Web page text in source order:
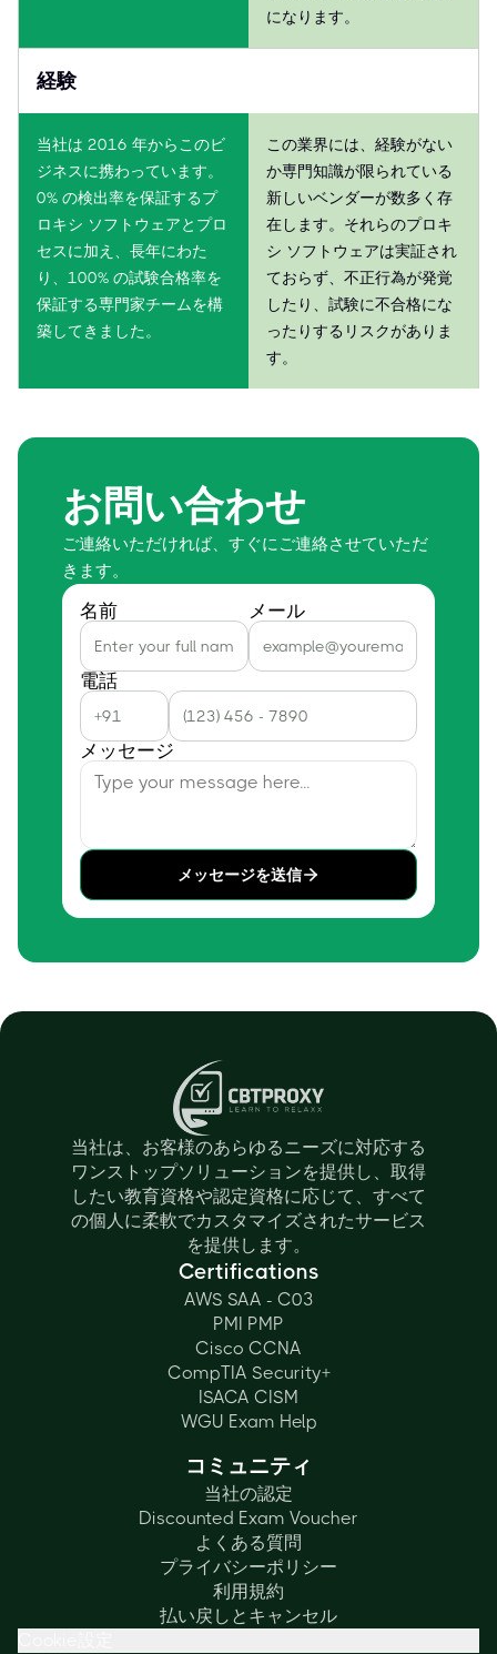
になります。
経験
当社は 2016 年からこのビ
ジネスに携わっています。
0% の検出率を保証するプ
ロキシ ソフトウェアとプロ
セスに加え、長年にわた
り、100% の試験合格率を
保証する専門家チームを構
築してきました。
この業界には、経験がない
か専門知識が限られている
新しいベンダーが数多く存
在します。それらのプロキ
シ ソフトウェアは実証され
ておらず、不正行為が発覚
したり、試験に不合格にな
ったりするリスクがありま
す。
お問い合わせ
ご連絡いただければ、すぐにご連絡させていただ
きます。
名前 メール
電話
メッセージ
メッセージを送信
当社は、お客様のあらゆるニーズに対応する
ワンストップソリューションを提供し、取得
したい教育資格や認定資格に応じて、すべて
の個人に柔軟でカスタマイズされたサービス
を提供します。
Certifications
AWS SAA - C03
PMI PMP
Cisco CCNA
CompTIA Security+
ISACA CISM
WGU Exam Help
コミュニティ
当社の認定
Discounted Exam Voucher
よくある質問
プライバシーポリシー
利用規約
払い戻しとキャンセル